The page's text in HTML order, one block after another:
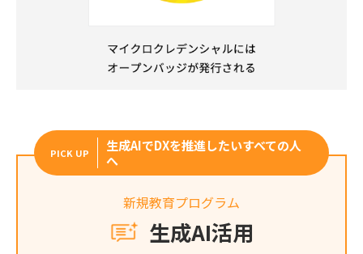
PICK UP
生成AIでDXを推進したいすべての人
へ
新規教育プログラム
生成AI活用